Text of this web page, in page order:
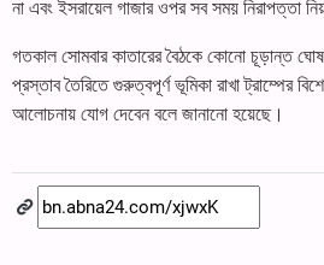
না এবং ইসরায়েল গাজার ওপর সব সময় নিরাপত্তা
গতকাল সোমবার কাতারের বৈঠকে কোনো চূড়ান্ত
প্রস্তাব তৈরিতে গুরুত্বপূর্ণ ভূমিকা রাখা ট্রাম্পের
আলোচনায় যোগ দেবেন বলে জানানো হয়েছে।